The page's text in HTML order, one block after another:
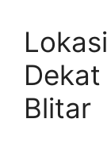
Blitar